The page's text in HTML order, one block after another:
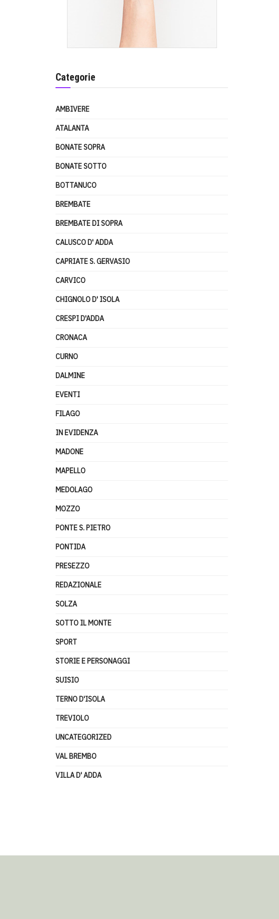
Categorie
AMBIVERE
ATALANTA
BONATE SOPRA
BONATE SOTTO
BOTTANUCO
BREMBATE
BREMBATE DI SOPRA
CALUSCO D' ADDA
CAPRIATE S. GERVASIO
CARVICO
CHIGNOLO D' ISOLA
CRESPI D'ADDA
CRONACA
CURNO
DALMINE
EVENTI
FILAGO
IN EVIDENZA
MADONE
MAPELLO
MEDOLAGO
MOZZO
PONTE S. PIETRO
PONTIDA
PRESEZZO
REDAZIONALE
SOLZA
SOTTO IL MONTE
SPORT
STORIE E PERSONAGGI
SUISIO
TERNO D'ISOLA
TREVIOLO
UNCATEGORIZED
VAL BREMBO
VILLA D' ADDA